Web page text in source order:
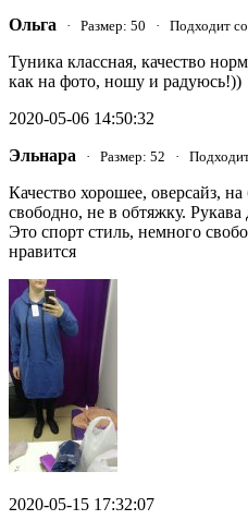
Ольга · Размер: 50 · Подходит
Туника классная, качество
как на фото, ношу и радуюсь!))
2020-05-06 14:50:32
Эльнара · Размер: 52 ·
Качество хорошее, оверсайз,
свободно, не в обтяжку.
Это спорт стиль, немного
нравится
2020-05-15 17:32:07